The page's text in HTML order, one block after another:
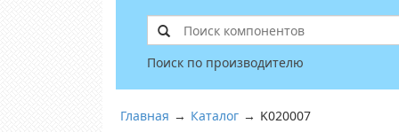
Поиск по производителю
Главная → Каталог → K020007